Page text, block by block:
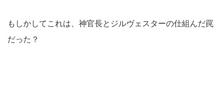
もしかしてこれは、神官長とジルヴェスターの仕組んだ罠
だった？